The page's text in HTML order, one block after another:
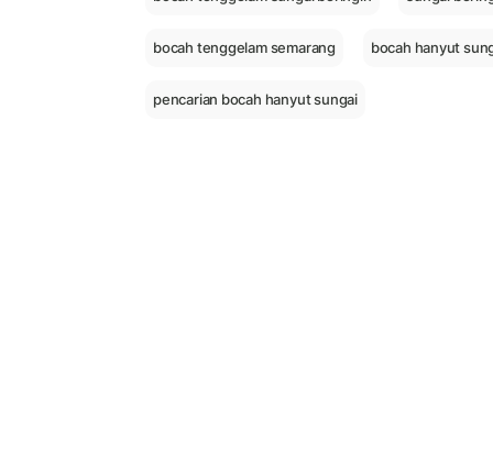
bocah tenggelam semarang bocah hanyut
pencarian bocah hanyut sungai